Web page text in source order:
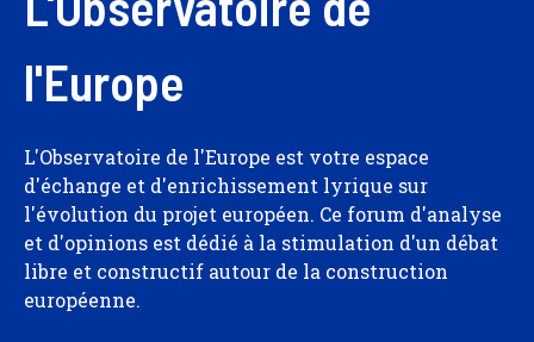
l'Europe
L'Observatoire de l'Europe est votre espace
d'échange et d'enrichissement lyrique sur
l'évolution du projet européen. Ce forum d'analyse
et d'opinions est dédié à la stimulation d'un débat
libre et constructif autour de la construction
européenne.